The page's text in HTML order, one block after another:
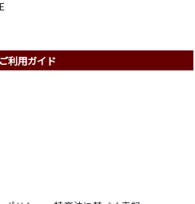
ご利用ガイド